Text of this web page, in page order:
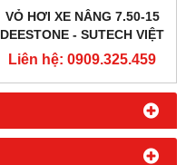
VỎ HƠI XE NÂNG 7.50-15
DEESTONE - SUTECH VIỆT
NAM
Liên hệ: 0909.325.459